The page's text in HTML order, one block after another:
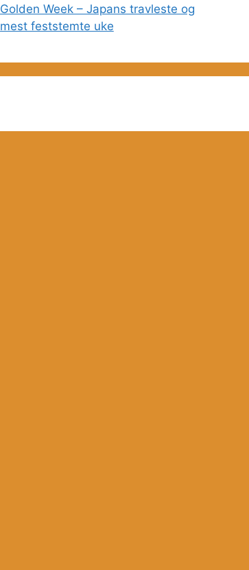
Golden Week – Japans travleste og
mest feststemte uke